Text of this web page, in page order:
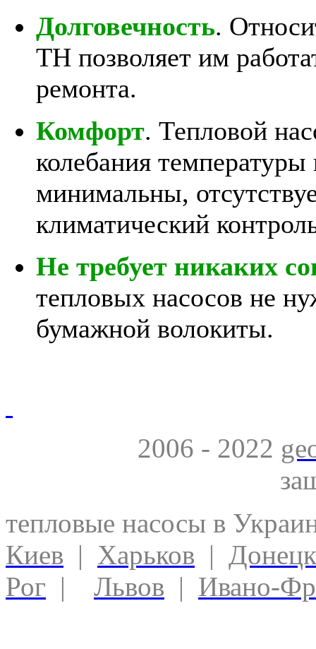
Долговечность.
ТН позволяет им
ремонта.
Комфорт. Тепловой
колебания
минимальны,
климатический
Не требует никаких
тепловых насосов не
бумажной волокиты.
2006 - 2022
тепловые насосы в
Киев | Харьков | Донецк
Рог | Львов | Ивано-